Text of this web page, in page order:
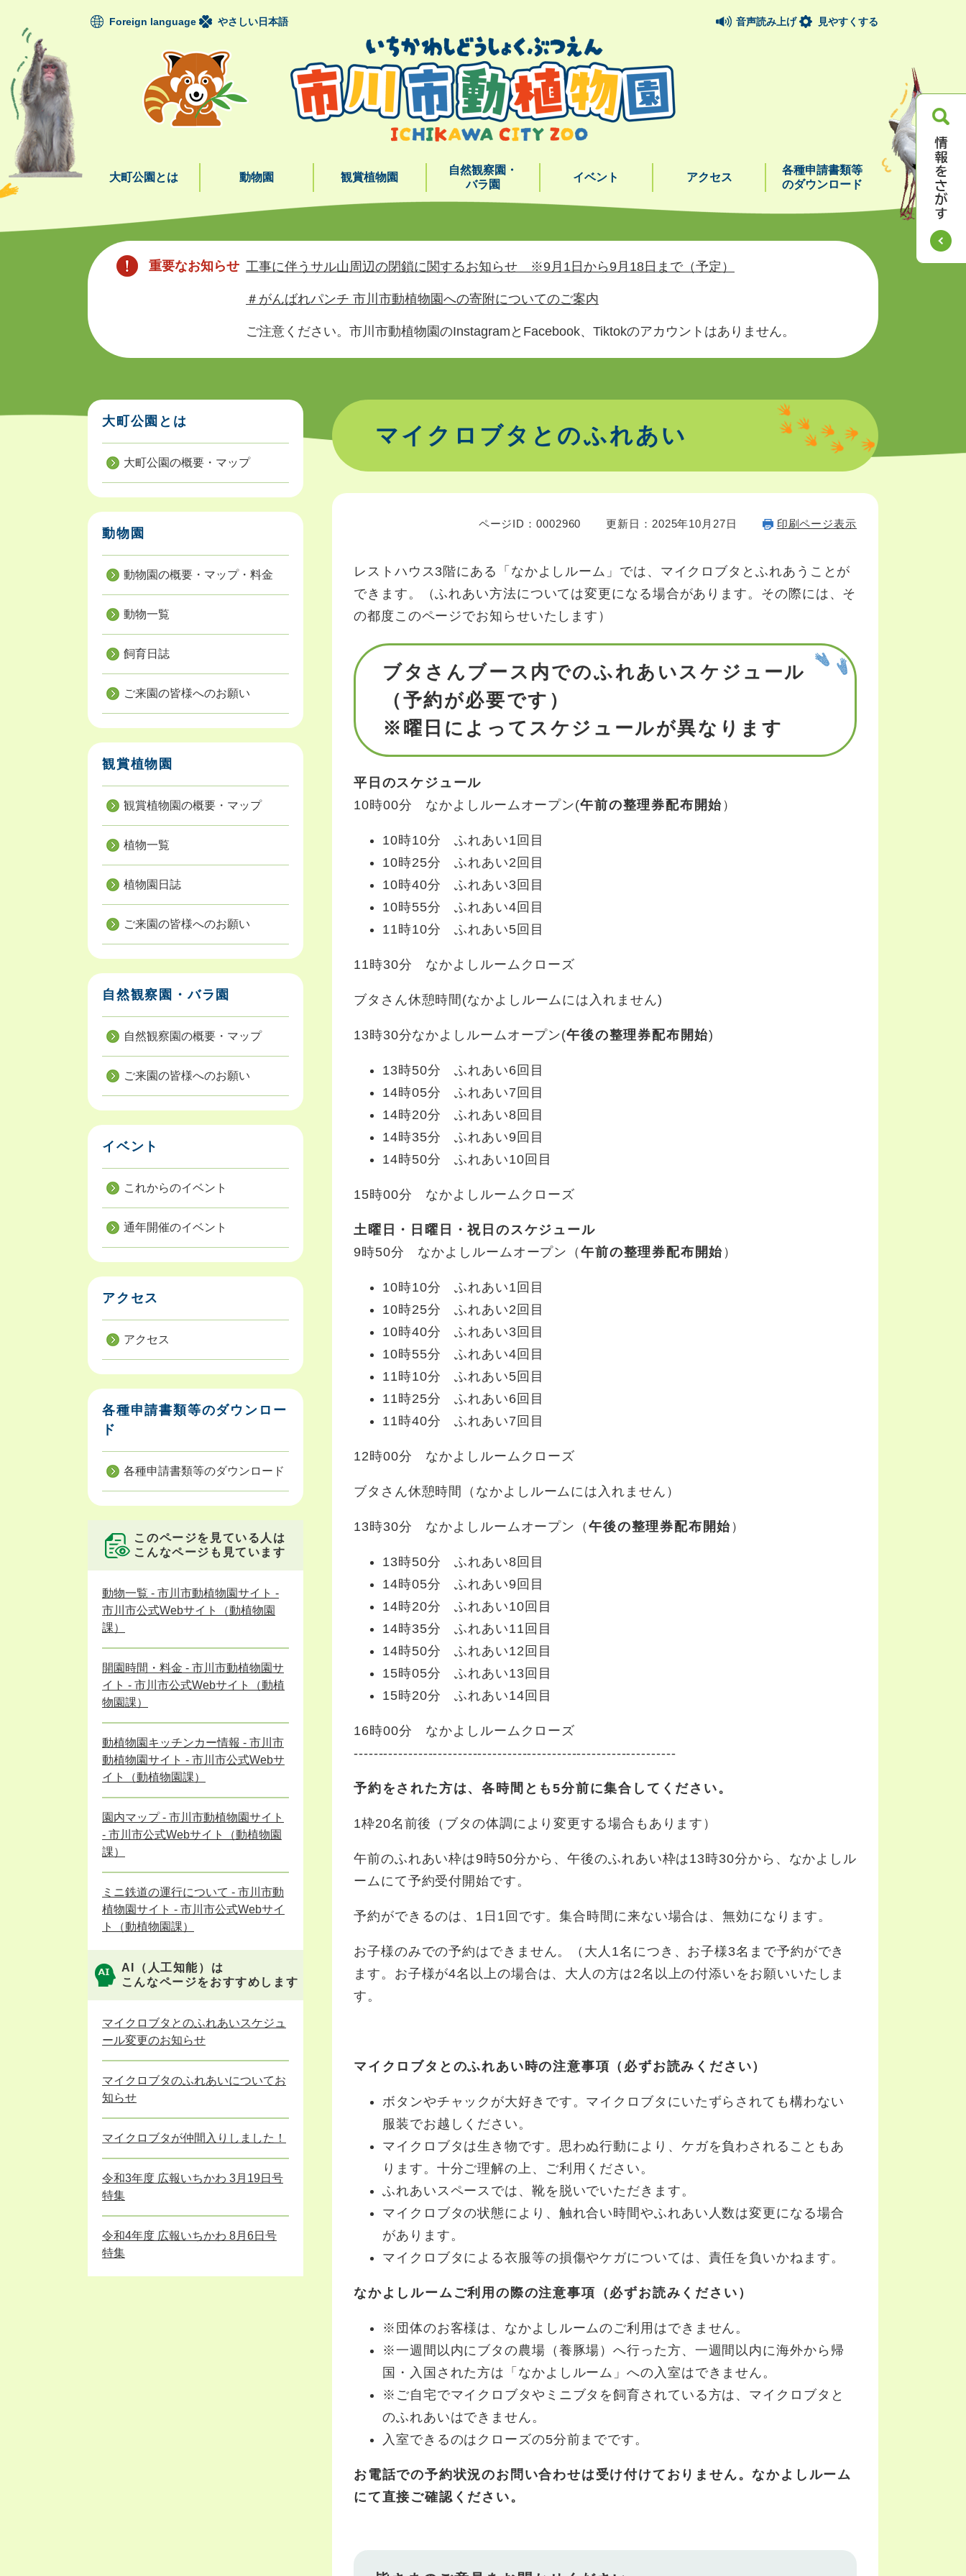
頭
Foreign language
やさしい日本語 音声読み上げ 見やすくする
大町公園とは 動物園 観賞植物園
自然観察園・
バラ園
イベント アクセス
各種申請書類等
のダウンロード
重要なお知らせ 工事に伴うサル山周辺の閉鎖に関するお知らせ ※9月1日から9月18日まで（予定）
＃がんばれパンチ 市川市動植物園への寄附についてのご案内
ご注意ください。市川市動植物園のInstagramとFacebook、Tiktokのアカウントはありません。
マイクロブタとのふれあい
ページID：0002960 更新日：2025年10月27日 印刷ページ表示
レストハウス3階にある「なかよしルーム」では、マイクロブタとふれあうことが
できます。（ふれあい方法については変更になる場合があります。その際には、そ
の都度このページでお知らせいたします）
ブタさんブース内でのふれあいスケジュール
（予約が必要です）
※曜日によってスケジュールが異なります
平日のスケジュール
10時00分 なかよしルームオープン(午前の整理券配布開始 ）
10時10分 ふれあい1回目
10時25分 ふれあい2回目
10時40分 ふれあい3回目
10時55分 ふれあい4回目
11時10分 ふれあい5回目
11時30分 なかよしルームクローズ
ブタさん休憩時間(なかよしルームには入れません)
13時30分なかよしルームオープン(午後の整理券配布開始)
13時50分 ふれあい6回目
14時05分 ふれあい7回目
14時20分 ふれあい8回目
14時35分 ふれあい9回目
14時50分 ふれあい10回目
15時00分 なかよしルームクローズ
土曜日・日曜日・祝日のスケジュール
9時50分 なかよしルームオープン（午前の整理券配布開始 ）
10時10分 ふれあい1回目
10時25分 ふれあい2回目
10時40分 ふれあい3回目
10時55分 ふれあい4回目
11時10分 ふれあい5回目
11時25分 ふれあい6回目
11時40分 ふれあい7回目
12時00分 なかよしルームクローズ
ブタさん休憩時間（なかよしルームには入れません）
13時30分 なかよしルームオープン（午後の整理券配布開始 ）
13時50分 ふれあい8回目
14時05分 ふれあい9回目
14時20分 ふれあい10回目
14時35分 ふれあい11回目
14時50分 ふれあい12回目
15時05分 ふれあい13回目
15時20分 ふれあい14回目
16時00分 なかよしルームクローズ
-----------------------------------------------------------------
予約をされた方は、各時間とも5分前に集合してください。
1枠20名前後（ブタの体調により変更する場合もあります）
午前のふれあい枠は9時50分から、午後のふれあい枠は13時30分から、なかよしル
ームにて予約受付開始です。
予約ができるのは、1日1回です。集合時間に来ない場合は、無効になります。
お子様のみでの予約はできません。（大人1名につき、お子様3名まで予約ができ
ます。お子様が4名以上の場合は、大人の方は2名以上の付添いをお願いいたしま
す。
マイクロブタとのふれあい時の注意事項（必ずお読みください）
ボタンやチャックが大好きです。マイクロブタにいたずらされても構わない
服装でお越しください。
マイクロブタは生き物です。思わぬ行動により、ケガを負わされることもあ
ります。十分ご理解の上、ご利用ください。
ふれあいスペースでは、靴を脱いでいただきます。
マイクロブタの状態により、触れ合い時間やふれあい人数は変更になる場合
があります。
マイクロブタによる衣服等の損傷やケガについては、責任を負いかねます。
なかよしルームご利用の際の注意事項（必ずお読みください）
※団体のお客様は、なかよしルームのご利用はできません。
※一週間以内にブタの農場（養豚場）へ行った方、一週間以内に海外から帰
国・入国された方は「なかよしルーム」への入室はできません。
※ご自宅でマイクロブタやミニブタを飼育されている方は、マイクロブタと
のふれあいはできません。
入室できるのはクローズの5分前までです。
お電話での予約状況のお問い合わせは受け付けておりません。なかよしルーム
にて直接ご確認ください。
大町公園とは
大町公園の概要・マップ
動物園
動物園の概要・マップ・料金
動物一覧
飼育日誌
ご来園の皆様へのお願い
観賞植物園
観賞植物園の概要・マップ
植物一覧
植物園日誌
ご来園の皆様へのお願い
自然観察園・バラ園
自然観察園の概要・マップ
ご来園の皆様へのお願い
イベント
これからのイベント
通年開催のイベント
アクセス
アクセス
各種申請書類等のダウンロー
ド
各種申請書類等のダウンロード
このページを見ている人は
こんなページも見ています
動物一覧 - 市川市動植物園サイト -
市川市公式Webサイト（動植物園
課）
開園時間・料金 - 市川市動植物園サ
イト - 市川市公式Webサイト（動植
物園課）
動植物園キッチンカー情報 - 市川市
動植物園サイト - 市川市公式Webサ
イト（動植物園課）
園内マップ - 市川市動植物園サイト
- 市川市公式Webサイト（動植物園
課）
ミニ鉄道の運行について - 市川市動
植物園サイト - 市川市公式Webサイ
ト（動植物園課）
AI（人工知能）は
こんなページをおすすめします
マイクロブタとのふれあいスケジュ
ール変更のお知らせ
マイクロブタのふれあいについてお
知らせ
マイクロブタが仲間入りしました！
令和3年度 広報いちかわ 3月19日号
特集
令和4年度 広報いちかわ 8月6日号
特集